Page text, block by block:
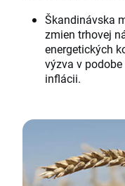
Škandinávska
zmien trhovej
energetických
výzva v
inflácii.